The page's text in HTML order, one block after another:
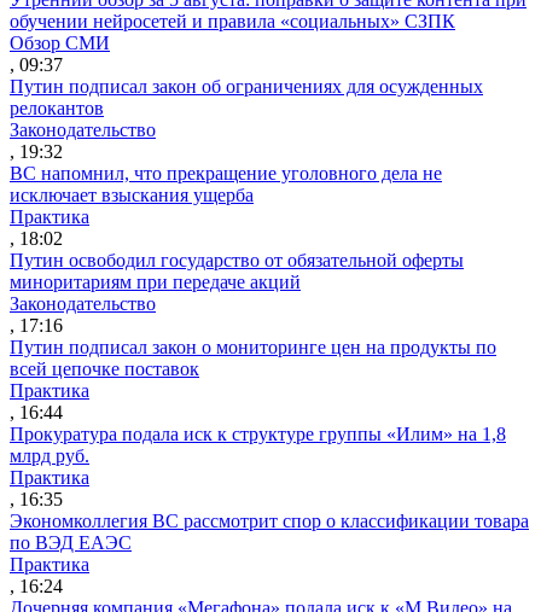
обучении нейросетей и правила «социальных» СЗПК
Обзор СМИ
, 09:37
Путин подписал закон об ограничениях для осужденных
релокантов
Законодательство
, 19:32
ВС напомнил, что прекращение уголовного дела не
исключает взыскания ущерба
Практика
, 18:02
Путин освободил государство от обязательной оферты
миноритариям при передаче акций
Законодательство
, 17:16
Путин подписал закон о мониторинге цен на продукты по
всей цепочке поставок
Практика
, 16:44
Прокуратура подала иск к структуре группы «Илим» на 1,8
млрд руб.
Практика
, 16:35
Экономколлегия ВС рассмотрит спор о классификации товара
по ВЭД ЕАЭС
Практика
, 16:24